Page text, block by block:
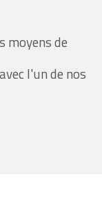
de
l'un de nos